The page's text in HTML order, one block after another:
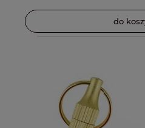
do